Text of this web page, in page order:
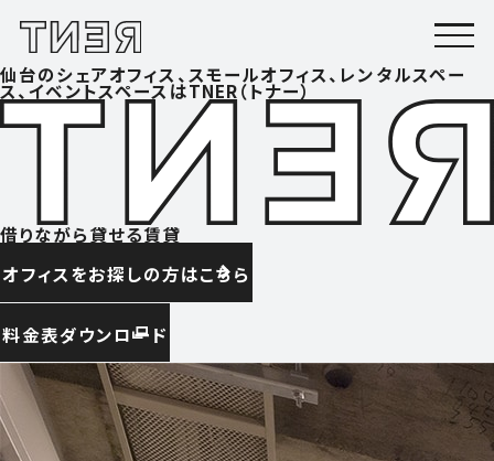
仙台のシェアオフィス、スモールオフィス、レンタルスペー
ス、イベントスペースはTNER（トナー）
借りながら貸せる賃貸
オフィスをお探しの方はこちら
料金表ダウンロード